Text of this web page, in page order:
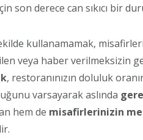
son derece can sıkıcı bir
kullanamamak,
veya haber verilmeksizin
, restoranınızın doluluk
varsayarak aslında
hem de misafirlerinizin